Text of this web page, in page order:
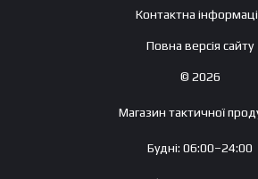
Контактна
Повна версія сайту
© 2026
Магазин тактичної
Будні: 06:00–24:00